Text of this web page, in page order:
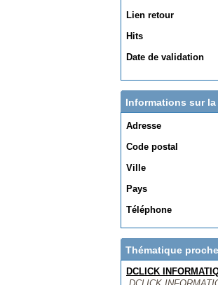
Lien retour
Hits
Date de validation
Informations sur la
Adresse
Code postal
Ville
Pays
Téléphone
Thématique
DCLICK